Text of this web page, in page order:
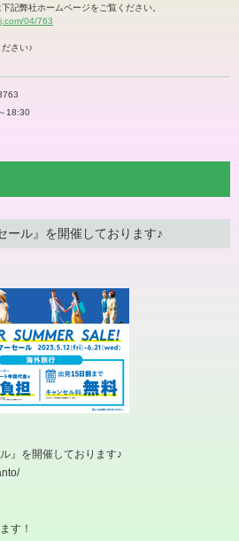
記弊社ホームページをご覧ください。
04/763
さい♪
18:30
ル』を開催しております♪
』を開催しております♪
す！